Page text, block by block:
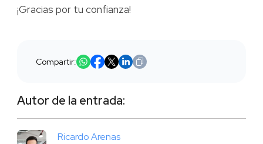
¡Gracias por tu confianza!
Compartir:
Autor de la entrada:
Ricardo Arenas